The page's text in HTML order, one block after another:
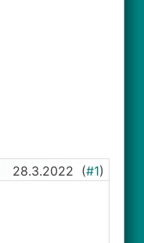
28.3.2022 (#1)